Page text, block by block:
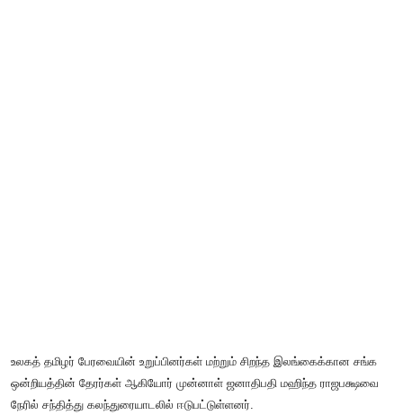
உலகத் தமிழர் பேரவையின் உறுப்பினர்கள் மற்றும் சிறந்த இலங்கைக்கான சங்க
ஒன்றியத்தின் தேரர்கள் ஆகியோர் முன்னாள் ஜனாதிபதி மஹிந்த ராஜபக்ஷவை
நேரில் சந்தித்து கலந்துரையாடலில் ஈடுபட்டுள்ளனர்.